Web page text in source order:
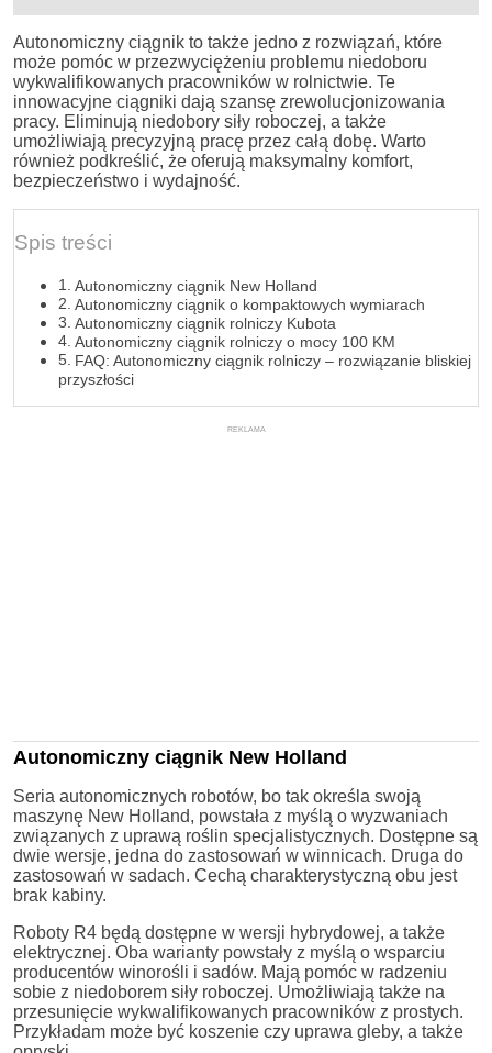
Autonomiczny ciągnik to także jedno z rozwiązań, które
może pomóc w przezwyciężeniu problemu niedoboru
wykwalifikowanych pracowników w rolnictwie. Te
innowacyjne ciągniki dają szansę zrewolucjonizowania
pracy. Eliminują niedobory siły roboczej, a także
umożliwiają precyzyjną pracę przez całą dobę. Warto
również podkreślić, że oferują maksymalny komfort,
bezpieczeństwo i wydajność.
Spis treści
Autonomiczny ciągnik New Holland
Autonomiczny ciągnik o kompaktowych wymiarach
Autonomiczny ciągnik rolniczy Kubota
Autonomiczny ciągnik rolniczy o mocy 100 KM
FAQ: Autonomiczny ciągnik rolniczy – rozwiązanie bliskiej
przyszłości
REKLAMA
Autonomiczny ciągnik New Holland
Seria autonomicznych robotów, bo tak określa swoją
maszynę New Holland, powstała z myślą o wyzwaniach
związanych z uprawą roślin specjalistycznych. Dostępne są
dwie wersje, jedna do zastosowań w winnicach. Druga do
zastosowań w sadach. Cechą charakterystyczną obu jest
brak kabiny.
Roboty R4 będą dostępne w wersji hybrydowej, a także
elektrycznej. Oba warianty powstały z myślą o wsparciu
producentów winorośli i sadów. Mają pomóc w radzeniu
sobie z niedoborem siły roboczej. Umożliwiają także na
przesunięcie wykwalifikowanych pracowników z prostych.
Przykładam może być koszenie czy uprawa gleby, a także